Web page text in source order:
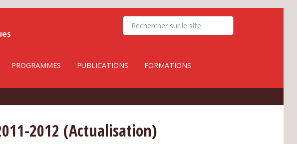
PROGRAMMES PUBLICATIONS FORMATIONS
2012 (Actualisation)